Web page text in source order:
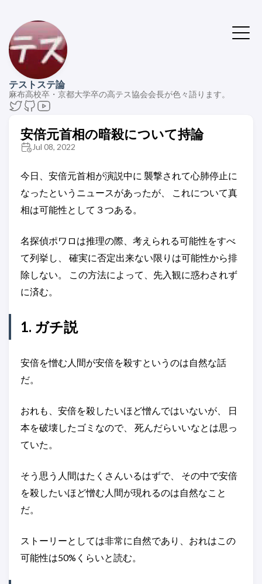
テストステ論
麻布高校卒・京都大学卒の高テス協会会長が色々語ります。
安倍元首相の暗殺について持論
Jul 08, 2022
今日、安倍元首相が演説中に 襲撃されて心肺停止に
なったというニュースがあったが、 これについて真
相は可能性として３つある。
名探偵ポワロは推理の際、考えられる可能性をすべ
て列挙し、 確実に否定出来ない限りは可能性から排
除しない。 この方法によって、先入観に惑わされず
に済む。
1. ガチ説
安倍を憎む人間が安倍を殺すというのは自然な話
だ。
おれも、安倍を殺したいほど憎んではいないが、 日
本を破壊したゴミなので、 死んだらいいなとは思っ
ていた。
そう思う人間はたくさんいるはずで、 その中で安倍
を殺したいほど憎む人間が現れるのは自然なこと
だ。
ストーリーとしては非常に自然であり、おれはこの
可能性は50%くらいと読む。